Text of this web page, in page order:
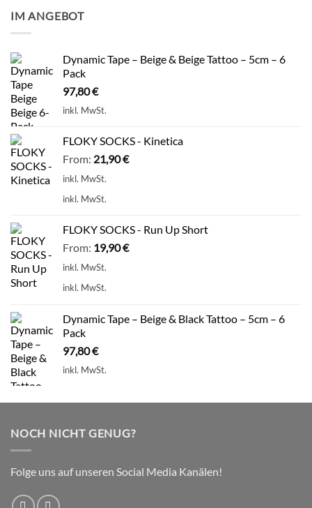
IM ANGEBOT
Dynamic Tape – Beige & Beige Tattoo – 5cm – 6
Pack
97,80€
inkl. MwSt.
FLOKY SOCKS - Kinetica
From: 21,90€
inkl. MwSt.
inkl. MwSt.
FLOKY SOCKS - Run Up Short
From: 19,90€
inkl. MwSt.
inkl. MwSt.
Dynamic Tape – Beige & Black Tattoo – 5cm – 6
Pack
97,80€
inkl. MwSt.
NOCH NICHT GENUG?
Folge uns auf unseren Social Media Kanälen!